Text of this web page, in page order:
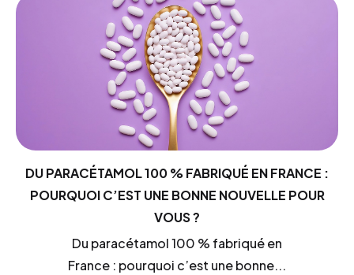
DU PARACÉTAMOL 100 % FABRIQUÉ EN FRANCE :
POURQUOI C’EST UNE BONNE NOUVELLE POUR
VOUS ?
Du paracétamol 100 % fabriqué en
France : pourquoi c’est une bonne...